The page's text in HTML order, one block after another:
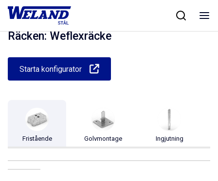
Skip
Hem/Produkter/Räcken
Räcken: Weflexräcke
Starta konfigurator
Fristående Golvmontage Ingjutning